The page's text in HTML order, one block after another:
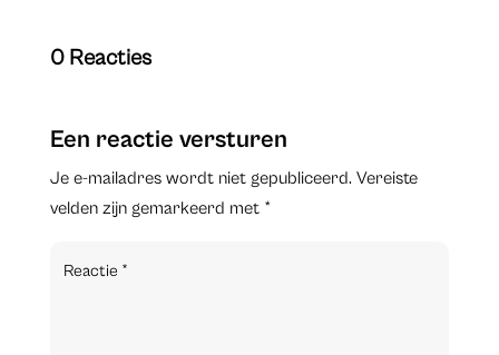
0 Reacties
Een reactie versturen
Je e-mailadres wordt niet gepubliceerd. Vereiste
velden zijn gemarkeerd met *